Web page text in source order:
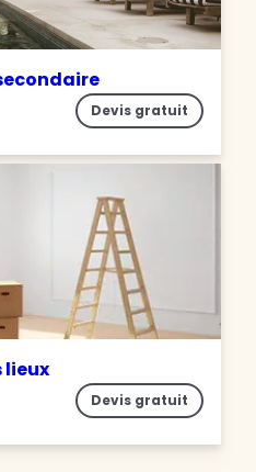
Devis gratuit
lieux
Devis gratuit